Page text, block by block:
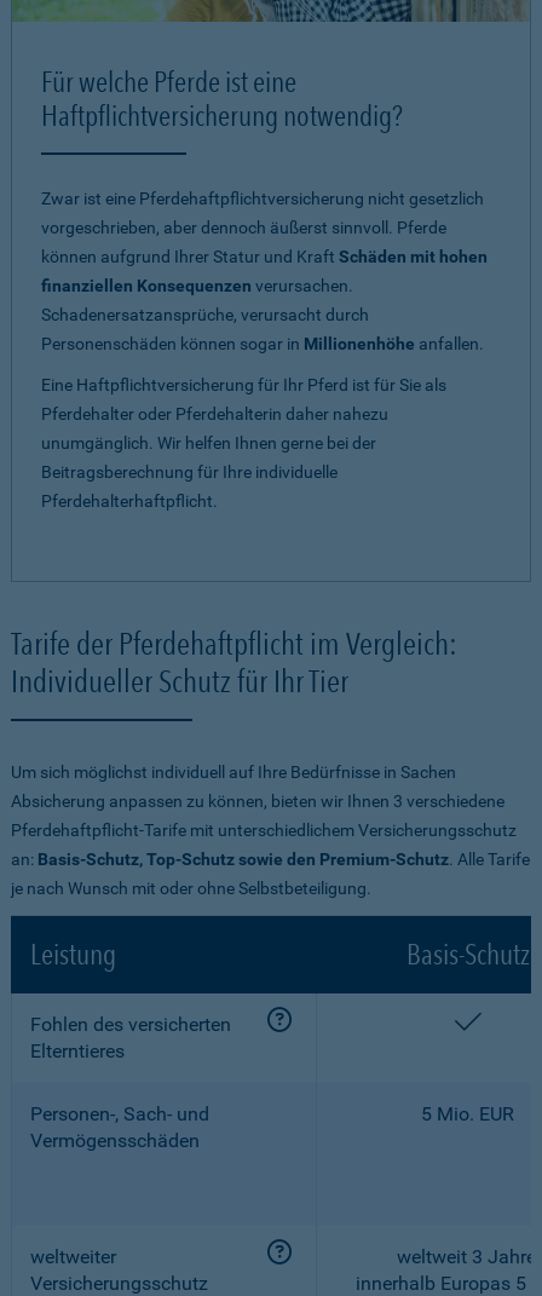
Für welche Pferde ist eine
Haftpflichtversicherung notwendig?
Zwar ist eine Pferdehaftpflichtversicherung nicht gesetzlich
vorgeschrieben, aber dennoch äußerst sinnvoll. Pferde
können aufgrund Ihrer Statur und Kraft Schäden mit hohen
finanziellen Konsequenzen verursachen.
Schadenersatzansprüche, verursacht durch
Personenschäden können sogar in Millionenhöhe anfallen.
Eine Haftpflichtversicherung für Ihr Pferd ist für Sie als
Pferdehalter oder Pferdehalterin daher nahezu
unumgänglich. Wir helfen Ihnen gerne bei der
Beitragsberechnung für Ihre individuelle
Pferdehalterhaftpflicht.
Tarife der Pferdehaftpflicht im Vergleich:
Individueller Schutz für Ihr Tier
Um sich möglichst individuell auf Ihre Bedürfnisse in Sachen
Absicherung anpassen zu können, bieten wir Ihnen 3 verschiedene
Pferdehaftpflicht-Tarife mit unterschiedlichem Versicherungsschutz
an: Basis-Schutz, Top-Schutz sowie den Premium-Schutz. Alle Tarife
je nach Wunsch mit oder ohne Selbstbeteiligung.
Leistung Basis-Schutz
Fohlen des versicherten
Elterntieres
Personen-, Sach- und
Vermögensschäden
5 Mio. EUR
weltweiter
Versicherungsschutz
weltweit 3 Jahre,
innerhalb Europas 5